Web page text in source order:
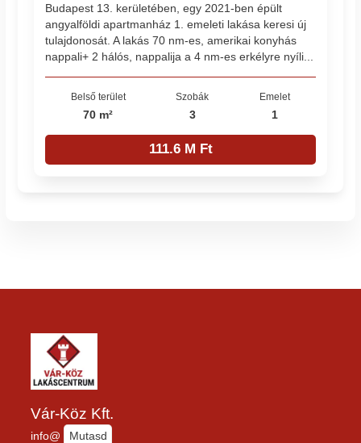
Budapest 13. kerületében, egy 2021-ben épült
angyalföldi apartmanház 1. emeleti lakása keresi új
tulajdonosát. A lakás 70 nm-es, amerikai konyhás
nappali+ 2 hálós, nappalija a 4 nm-es erkélyre nyíli...
Belső terület
70 m²
Szobák
3
Emelet
1
111.6 M Ft
Vár-Köz Kft.
info@
Mutasd